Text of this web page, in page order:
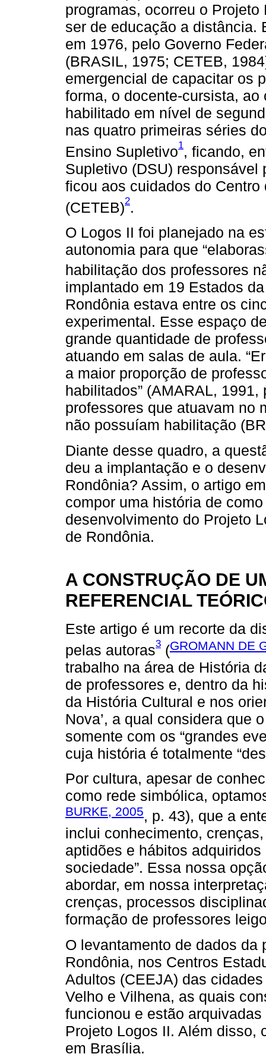
programas, ocorreu o
ser de educação a distância.
em 1976, pelo Governo
(BRASIL, 1975; CETEB,
emergencial de capacitar os
forma, o docente-cursista,
habilitado em nível de
nas quatro primeiras séries
Ensino Supletivo1, ficando,
Supletivo (DSU)
ficou aos cuidados do
(CETEB)2.
O Logos II foi planejado na
autonomia para que
habilitação dos professores
implantado em 19 Estados
Rondônia estava entre os
experimental. Esse espaço
grande quantidade de
atuando em salas de aula.
a maior proporção de
habilitados” (AMARAL,
professores que atuavam no
não possuíam habilitação
Diante desse quadro, a
deu a implantação e o
Rondônia? Assim, o artigo
compor uma história de
desenvolvimento do Projeto
de Rondônia.
A CONSTRUÇÃO DE
REFERENCIAL
Este artigo é um recorte da
pelas autoras3 (GROMANN DE
trabalho na área de História
de professores e, dentro da
da História Cultural e nos
Nova’, a qual considera que
somente com os “grandes
cuja história é totalmente
Por cultura, apesar de
como rede simbólica,
BURKE, 2005, p. 43), que a
inclui conhecimento,
aptidões e hábitos
sociedade”. Essa nossa
abordar, em nossa
crenças, processos
formação de professores
O levantamento de dados
Rondônia, nos Centros
Adultos (CEEJA) das
Velho e Vilhena, as quais
funcionou e estão
Projeto Logos II. Além disso,
em Brasília.